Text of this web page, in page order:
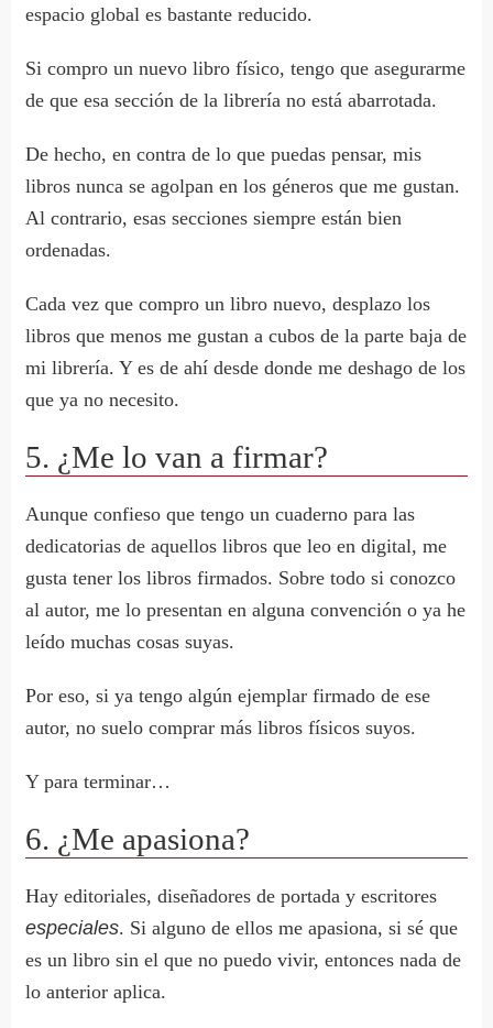
espacio global es bastante reducido.
Si compro un nuevo libro físico, tengo que asegurarme
de que esa sección de la librería no está abarrotada.
De hecho, en contra de lo que puedas pensar, mis
libros nunca se agolpan en los géneros que me gustan.
Al contrario, esas secciones siempre están bien
ordenadas.
Cada vez que compro un libro nuevo, desplazo los
libros que menos me gustan a cubos de la parte baja de
mi librería. Y es de ahí desde donde me deshago de los
que ya no necesito.
5. ¿Me lo van a firmar?
Aunque confieso que tengo un cuaderno para las
dedicatorias de aquellos libros que leo en digital, me
gusta tener los libros firmados. Sobre todo si conozco
al autor, me lo presentan en alguna convención o ya he
leído muchas cosas suyas.
Por eso, si ya tengo algún ejemplar firmado de ese
autor, no suelo comprar más libros físicos suyos.
Y para terminar…
6. ¿Me apasiona?
Hay editoriales, diseñadores de portada y escritores
especiales. Si alguno de ellos me apasiona, si sé que
es un libro sin el que no puedo vivir, entonces nada de
lo anterior aplica.